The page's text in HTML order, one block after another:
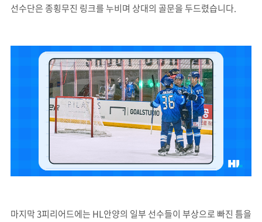
선수단은 종횡무진 링크를 누비며 상대의 골문을 두드렸습니다.
마지막 3피리어드에는 HL안양의 일부 선수들이 부상으로 빠진 틈을